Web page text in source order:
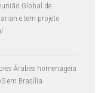
Global de
e tem projeto
Árabes homenageia
em Brasília